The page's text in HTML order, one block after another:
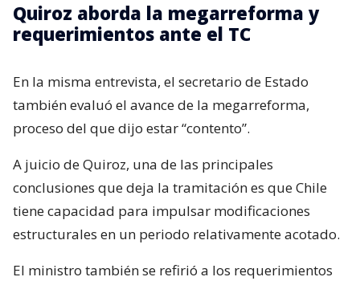
Quiroz aborda la megarreforma y
requerimientos ante el TC
En la misma entrevista, el secretario de Estado
también evaluó el avance de la megarreforma,
proceso del que dijo estar “contento”.
A juicio de Quiroz, una de las principales
conclusiones que deja la tramitación es que Chile
tiene capacidad para impulsar modificaciones
estructurales en un periodo relativamente acotado.
El ministro también se refirió a los requerimientos